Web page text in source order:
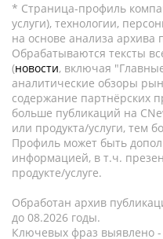
* Страница-профиль
услуги), технологии,
на основе анализа архива
Обрабатываются тексты
(новости, включая
аналитические обзоры
содержание партнёрских
больше публикаций на
или продукта/услуги, тем
Профиль может быть
информацией, в т.ч.
продукте/услуге.
Обработан архив
до 08.2026 годы.
Ключевых фраз выявлено -